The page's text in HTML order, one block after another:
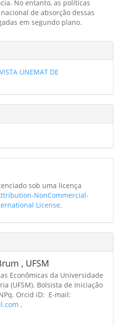
No entanto, as políticas
de absorção dessas
em segundo plano.
UNEMAT DE
sob uma licença
NonCommercial-
License.
, UFSM
Econômicas da Universidade
(UFSM). Bolsista de Iniciação
Orcid iD: E-mail:
.